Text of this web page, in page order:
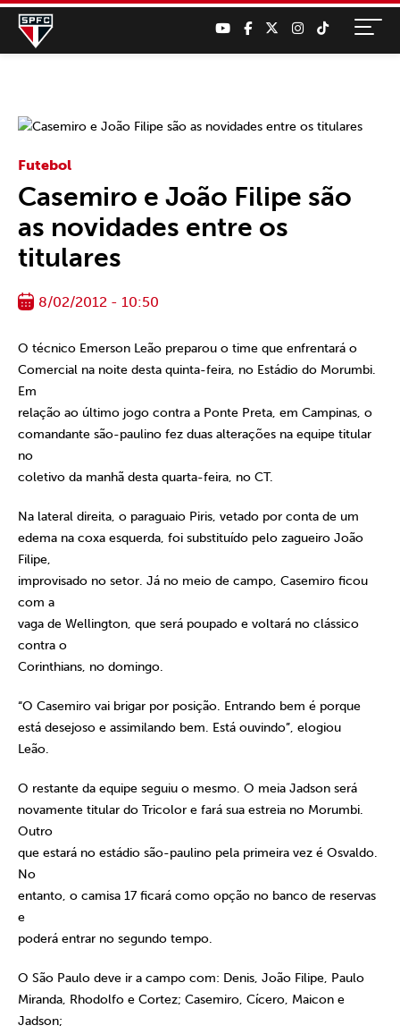
Futebol
Casemiro e João Filipe são
as novidades entre os
titulares
8/02/2012 - 10:50
O técnico Emerson Leão preparou o time que enfrentará o
Comercial na noite desta quinta-feira, no Estádio do Morumbi.
Em
relação ao último jogo contra a Ponte Preta, em Campinas, o
comandante são-paulino fez duas alterações na equipe titular
no
coletivo da manhã desta quarta-feira, no CT.
Na lateral direita, o paraguaio Piris, vetado por conta de um
edema na coxa esquerda, foi substituído pelo zagueiro João
Filipe,
improvisado no setor. Já no meio de campo, Casemiro ficou
com a
vaga de Wellington, que será poupado e voltará no clássico
contra o
Corinthians, no domingo.
“O Casemiro vai brigar por posição. Entrando bem é porque
está desejoso e assimilando bem. Está ouvindo”, elogiou
Leão.
O restante da equipe seguiu o mesmo. O meia Jadson será
novamente titular do Tricolor e fará sua estreia no Morumbi.
Outro
que estará no estádio são-paulino pela primeira vez é Osvaldo.
No
entanto, o camisa 17 ficará como opção no banco de reservas
e
poderá entrar no segundo tempo.
O São Paulo deve ir a campo com: Denis, João Filipe, Paulo
Miranda, Rhodolfo e Cortez; Casemiro, Cícero, Maicon e
Jadson;